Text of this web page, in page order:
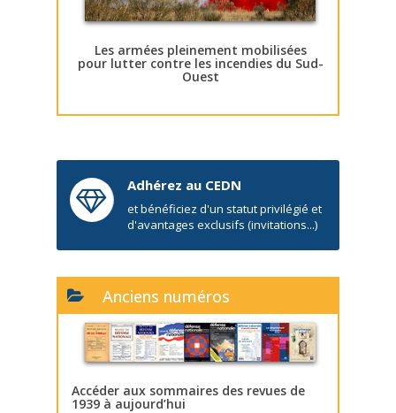
Les armées pleinement mobilisées
pour lutter contre les incendies du Sud-
Ouest
Adhérez au CEDN
et bénéficiez d'un statut privilégié et
d'avantages exclusifs (invitations...)
Anciens numéros
Accéder aux sommaires des revues de
1939 à aujourd’hui